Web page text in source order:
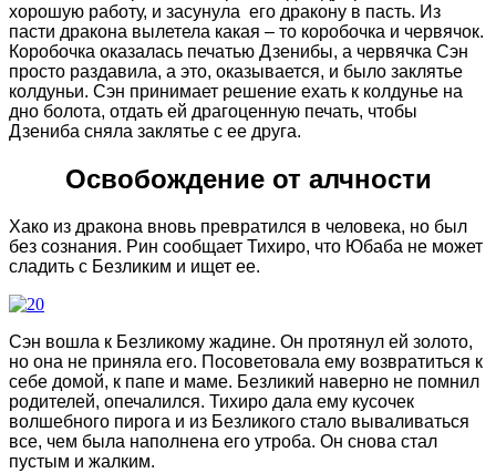
хорошую работу, и засунула его дракону в пасть. Из
пасти дракона вылетела какая – то коробочка и червячок.
Коробочка оказалась печатью Дзенибы, а червячка Сэн
просто раздавила, а это, оказывается, и было заклятье
колдуньи. Сэн принимает решение ехать к колдунье на
дно болота, отдать ей драгоценную печать, чтобы
Дзениба сняла заклятье с ее друга.
Освобождение от алчности
Хако из дракона вновь превратился в человека, но был
без сознания. Рин сообщает Тихиро, что Юбаба не может
сладить с Безликим и ищет ее.
Сэн вошла к Безликому жадине. Он протянул ей золото,
но она не приняла его. Посоветовала ему возвратиться к
себе домой, к папе и маме. Безликий наверно не помнил
родителей, опечалился. Тихиро дала ему кусочек
волшебного пирога и из Безликого стало вываливаться
все, чем была наполнена его утроба. Он снова стал
пустым и жалким.